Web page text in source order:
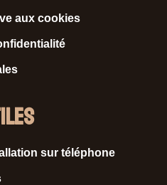
aux cookies
sur téléphone